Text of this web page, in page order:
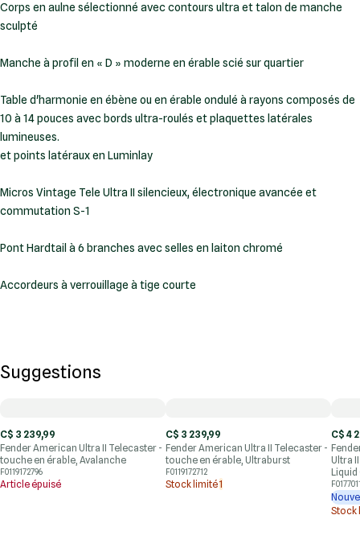
Corps en aulne sélectionné avec contours ultra et talon de manche
sculpté
Manche à profil en « D » moderne en érable scié sur quartier
Table d'harmonie en ébène ou en érable ondulé à rayons composés de
10 à 14 pouces avec bords ultra-roulés et plaquettes latérales
lumineuses.
et points latéraux en Luminlay
Micros Vintage Tele Ultra II silencieux, électronique avancée et
commutation S-1
Pont Hardtail à 6 branches avec selles en laiton chromé
Accordeurs à verrouillage à tige courte
Suggestions
C$ 3 239,99
Fender American Ultra II Telecaster -
touche en érable, Avalanche
F0119172796
Article épuisé
C$ 3 239,99
Fender American Ultra II Telecaster -
touche en érable, Ultraburst
F0119172712
Stock limité1
C$ 4
Ultra
Liquid
Stock